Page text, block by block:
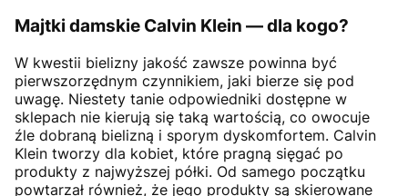
Majtki damskie Calvin Klein — dla kogo?
W kwestii bielizny jakość zawsze powinna być
pierwszorzędnym czynnikiem, jaki bierze się pod
uwagę. Niestety tanie odpowiedniki dostępne w
sklepach nie kierują się taką wartością, co owocuje
źle dobraną bielizną i sporym dyskomfortem. Calvin
Klein tworzy dla kobiet, które pragną sięgać po
produkty z najwyższej półki. Od samego początku
powtarzał również, że jego produkty są skierowane